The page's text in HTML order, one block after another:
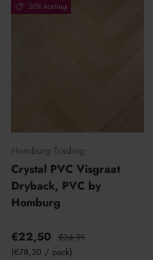
36% korting
Homburg Trading
Crystal PVC Visgraat
Dryback, PVC by
Homburg
€22,50 €34,91
Eenheid prijs
€78,30 / pack